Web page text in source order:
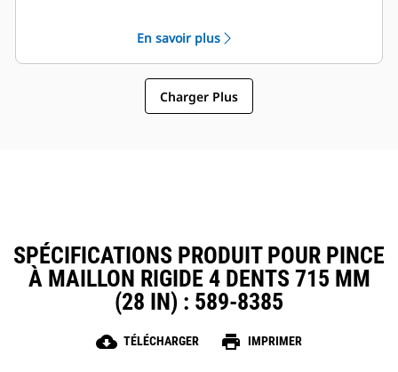
pinces compatibles avec les
attaches à accouplement par axes
Cat, ce qui permet un partage des
pinces et autres d'équipements
entre les machines de taille
La simplicité de l'installation, de la
maintenance et du
fonctionnement général font des
pinces un accessoire plus simple
et au coût d'exploitation plus
En savoir plus
Charger Plus
SPÉCIFICATIONS PRODUIT POUR PINCE
À MAILLON RIGIDE 4 DENTS 715 MM
(28 IN) : 589-8385
cloud_download TÉLÉCHARGER print IMPRIMER